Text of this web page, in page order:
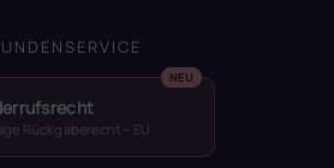
Rückgaberecht – EU